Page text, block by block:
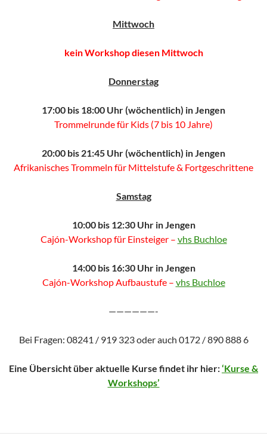
Mittwoch
kein Workshop diesen Mittwoch
Donnerstag
17:00 bis 18:00 Uhr (wöchentlich) in Jengen
Trommelrunde für Kids (7 bis 10 Jahre)
20:00 bis 21:45 Uhr (wöchentlich) in Jengen
Afrikanisches Trommeln für Mittelstufe & Fortgeschrittene
Samstag
10:00 bis 12:30 Uhr in Jengen
Cajón-Workshop für Einsteiger – vhs Buchloe
14:00 bis 16:30 Uhr in Jengen
Cajón-Workshop Aufbaustufe – vhs Buchloe
——————-
Bei Fragen: 08241 / 919 323 oder auch 0172 / 890 888 6
Eine Übersicht über aktuelle Kurse findet ihr hier:‘Kurse &
Workshops’